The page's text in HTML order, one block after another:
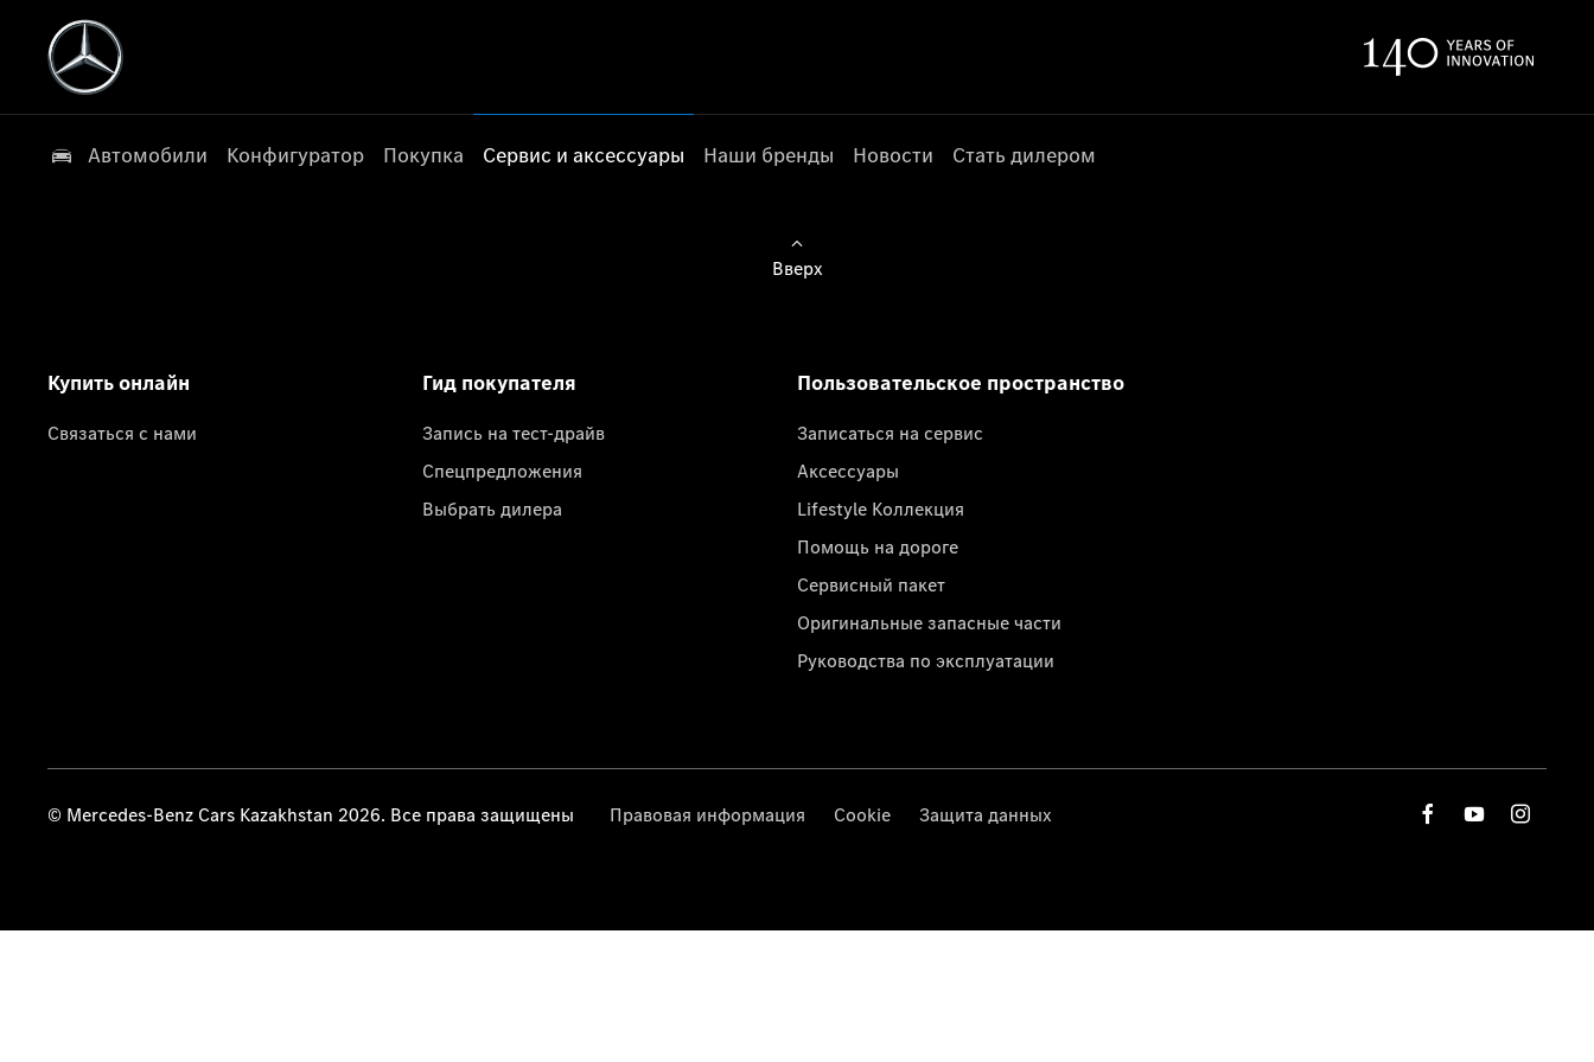
Автомобили Конфигуратор Покупка Сервис и аксессуары Наши бренды Новости Стать дилером
Вверх
Купить онлайн
Связаться с нами
Гид покупателя
Запись на тест-драйв
Спецпредложения
Выбрать дилера
Пользовательское пространство
Записаться на сервис
Аксессуары
Lifestyle Коллекция
Помощь на дороге
Сервисный пакет
Оригинальные запасные части
Руководства по эксплуатации
© Mercedes-Benz Cars Kazakhstan 2026. Все права защищены Правовая информация Cookie Защита данных